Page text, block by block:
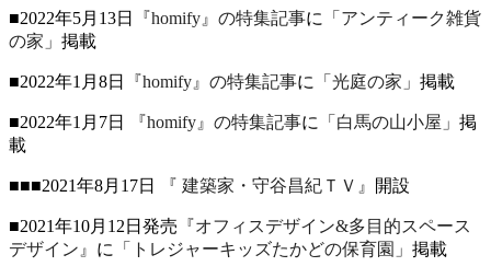
■2022年5月13日 『homify』の特集記事に
「アンティーク雑貨
の家」 掲載
■2022年1月8日 『homify』の特集記事に 「光庭の家」 掲載
■2022年1月7日 『homify』の特集記事に 「白馬の山小屋」 掲
載
■■■2021年8月17日 『 建築家・守谷昌紀ＴＶ』 開設
■2021年10月12日発売 『オフィスデザイン&多目的スペース
デザイン』 に 「トレジャーキッズたかどの保育園」 掲載